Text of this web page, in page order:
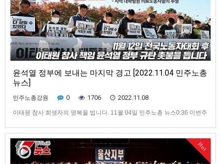
윤석열 정부에 보내는 마지막 경고 [2022.11.04 민주노총
뉴스]
민주노총강원 0 1706 2022.11.08
이태원 참사 희생자의 명복을 빕니다. 11월 04일 민주노총 뉴스0:36 이번주
은? 3:52 11.12 전국노동자대회 일주일 앞으로... 민주노총의 요구는? 7:00
10만 총궐기 성사를 위한 240시간 집중행동 8:38 공공부문 노동자들의 투
쟁 10:39 지역 대학병원의 무능…
Hot